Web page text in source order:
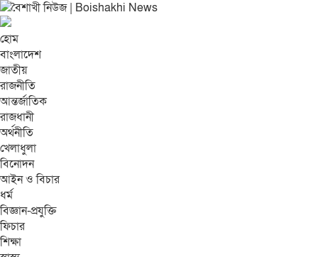
হোম
বাংলাদেশ
জাতীয়
রাজনীতি
আন্তর্জাতিক
রাজধানী
অর্থনীতি
খেলাধুলা
বিনোদন
আইন ও বিচার
ধর্ম
বিজ্ঞান-প্রযুক্তি
ফিচার
শিক্ষা